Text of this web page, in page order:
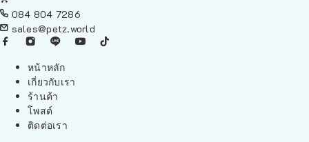
084 804 7286
sales@petz.world
หน้าหลัก
เกี่ยวกับเรา
ร้านค้า
โพสต์
ติดต่อเรา